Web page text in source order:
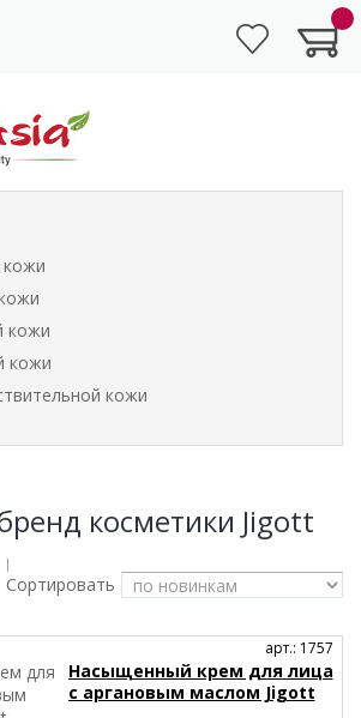
кожи
кожи
кожи
кожи
косметики Jigott
|
Сортировать
арт.: 1757
Насыщенный крем для лица
с аргановым маслом Jigott